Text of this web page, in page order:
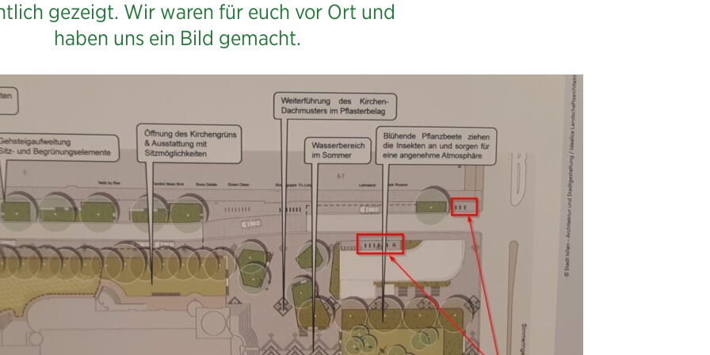
gezeigt. Wir waren für euch vor Ort und
haben uns ein Bild gemacht.